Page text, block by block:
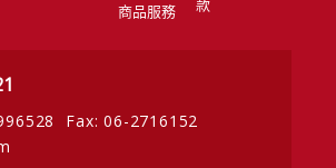
商品服務
Fax: 06-2716152